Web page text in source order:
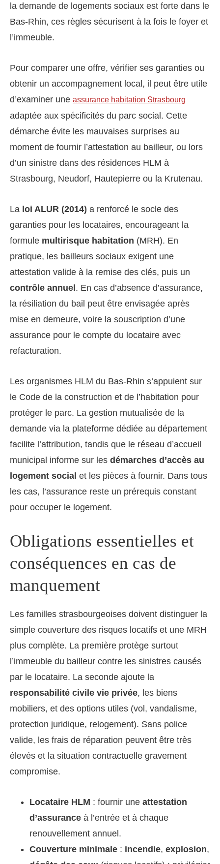
la demande de logements sociaux est forte dans le
Bas-Rhin, ces règles sécurisent à la fois le foyer et
l’immeuble.
Pour comparer une offre, vérifier ses garanties ou
obtenir un accompagnement local, il peut être utile
d’examiner une assurance habitation Strasbourg
adaptée aux spécificités du parc social. Cette
démarche évite les mauvaises surprises au
moment de fournir l’attestation au bailleur, ou lors
d’un sinistre dans des résidences HLM à
Strasbourg, Neudorf, Hautepierre ou la Krutenau.
La loi ALUR (2014) a renforcé le socle des
garanties pour les locataires, encourageant la
formule multirisque habitation (MRH). En
pratique, les bailleurs sociaux exigent une
attestation valide à la remise des clés, puis un
contrôle annuel. En cas d’absence d’assurance,
la résiliation du bail peut être envisagée après
mise en demeure, voire la souscription d’une
assurance pour le compte du locataire avec
refacturation.
Les organismes HLM du Bas-Rhin s’appuient sur
le Code de la construction et de l’habitation pour
protéger le parc. La gestion mutualisée de la
demande via la plateforme dédiée au département
facilite l’attribution, tandis que le réseau d’accueil
municipal informe sur les démarches d’accès au
logement social et les pièces à fournir. Dans tous
les cas, l’assurance reste un prérequis constant
pour occuper le logement.
Obligations essentielles et
conséquences en cas de
manquement
Les familles strasbourgeoises doivent distinguer la
simple couverture des risques locatifs et une MRH
plus complète. La première protège surtout
l’immeuble du bailleur contre les sinistres causés
par le locataire. La seconde ajoute la
responsabilité civile vie privée, les biens
mobiliers, et des options utiles (vol, vandalisme,
protection juridique, relogement). Sans police
valide, les frais de réparation peuvent être très
élevés et la situation contractuelle gravement
compromise.
Locataire HLM : fournir une attestation
d’assurance à l’entrée et à chaque
renouvellement annuel.
Couverture minimale : incendie, explosion,